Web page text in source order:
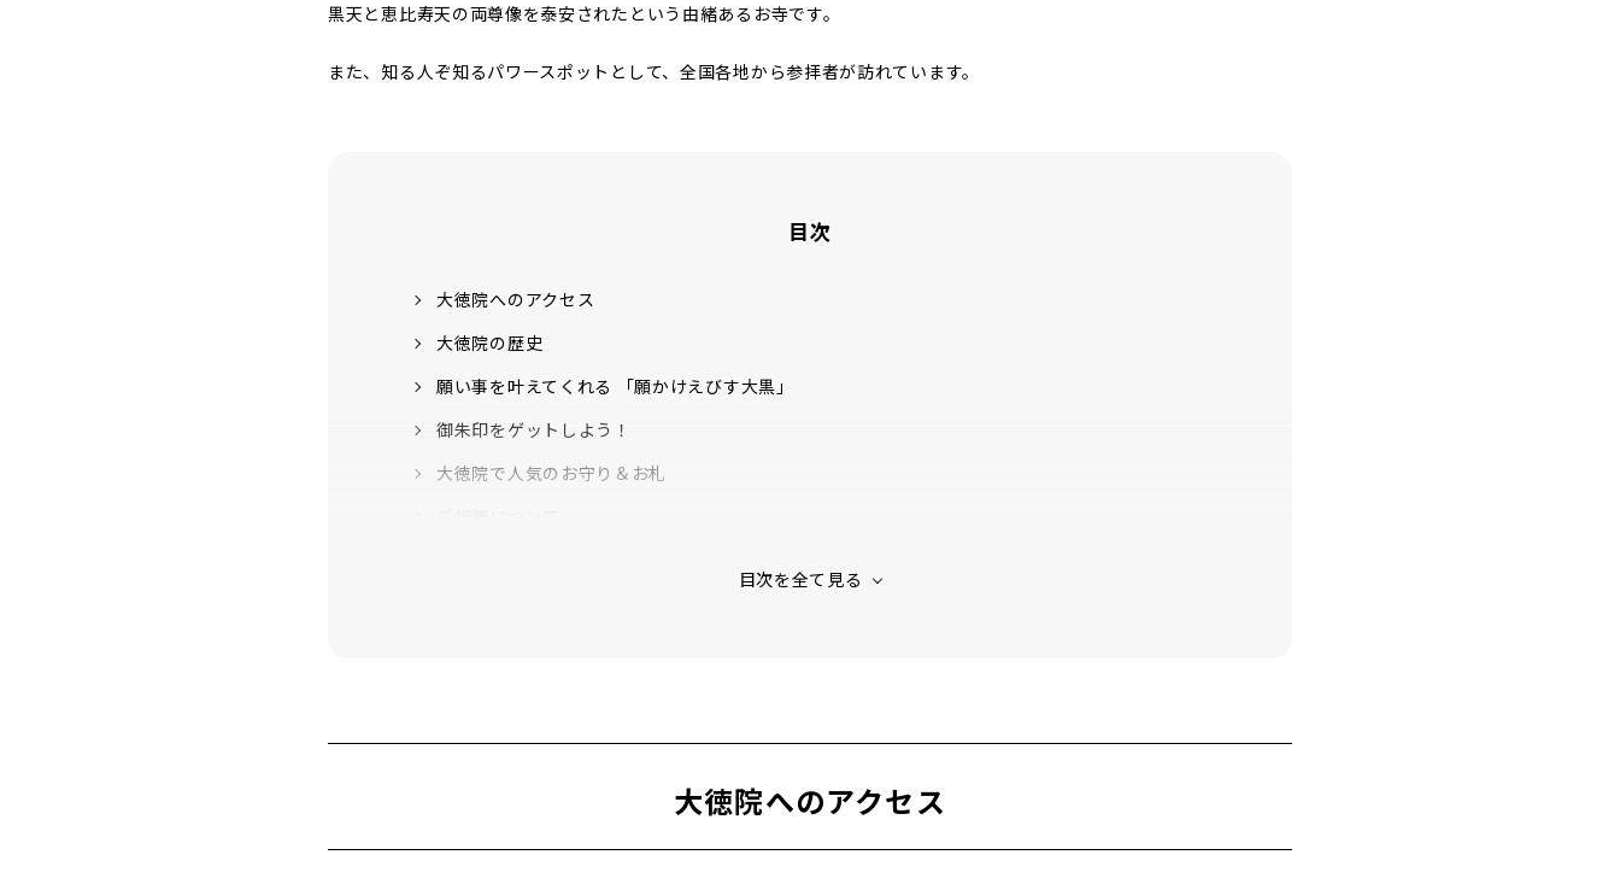
黒天と恵比寿天の両尊像を泰安されたという由緒あるお寺です。
また、知る人ぞ知るパワースポットとして、全国各地から参拝者が訪れています。
目次
大徳院へのアクセス
大徳院の歴史
願い事を叶えてくれる 「願かけえびす大黒」
御朱印をゲットしよう！
大徳院で人気のお守り＆お札
えびす大祭
大徳院へのアクセス